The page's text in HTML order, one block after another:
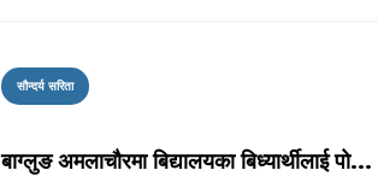
सौन्दर्य सरिता
बाग्लुङ अमलाचौरमा बिद्यालयका बिध्यार्थीलाई पो...